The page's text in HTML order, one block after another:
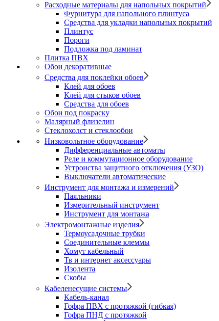
Расходные материалы для напольных покрытий
Фурнитура для напольного плинтуса
Средства для укладки напольных покрытий
Плинтус
Пороги
Подложка под ламинат
Плитка ПВХ
Обои декоративные
Средства для поклейки обоев
Клей для обоев
Клей для стыков обоев
Средства для обоев
Обои под покраску
Малярный флизелин
Стеклохолст и стеклообои
Низковольтное оборудование
Дифференциальные автоматы
Реле и коммутационное оборудование
Устроиства защитного отключения (УЗО)
Выключатели автоматические
Инструмент для монтажа и измерений
Паяльники
Измерительный инструмент
Инструмент для монтажа
Электромонтажные изделия
Термоусадочные трубки
Соединительные клеммы
Хомут кабельный
Тв и интернет аксессуары
Изолента
Скобы
Кабеленесущие системы
Кабель-канал
Гофра ПВХ с протяжкой (гибкая)
Гофра ПНД с протяжкой